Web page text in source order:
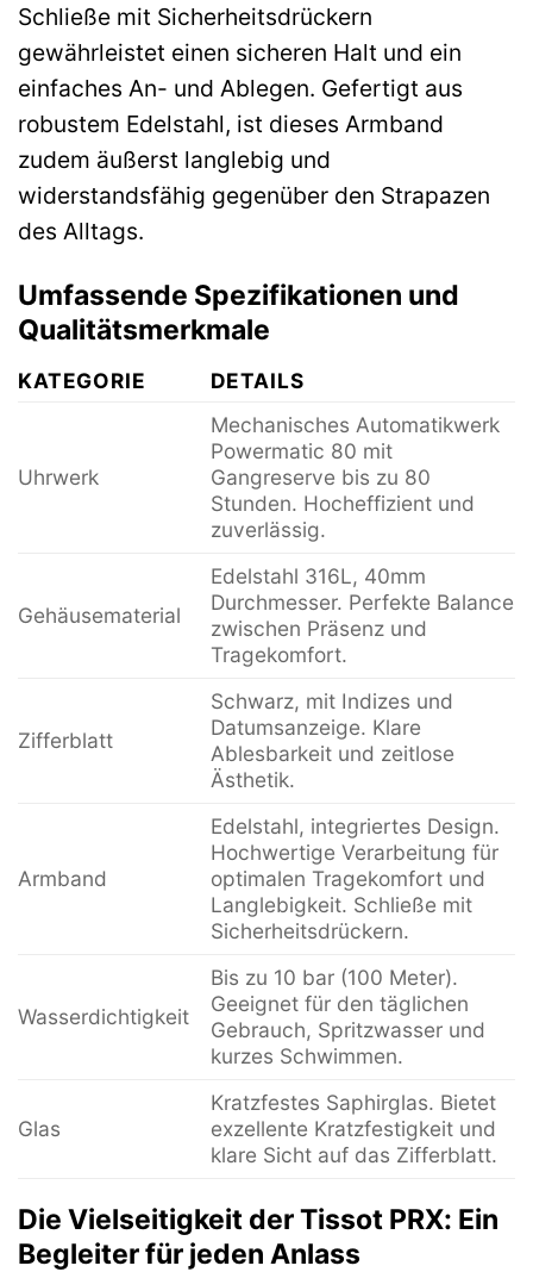
Schließe mit Sicherheitsdrückern
gewährleistet einen sicheren Halt und ein
einfaches An- und Ablegen. Gefertigt aus
robustem Edelstahl, ist dieses Armband
zudem äußerst langlebig und
widerstandsfähig gegenüber den Strapazen
des Alltags.
Umfassende Spezifikationen und
Qualitätsmerkmale
KATEGORIE DETAILS
Uhrwerk
Mechanisches Automatikwerk
Powermatic 80 mit
Gangreserve bis zu 80
Stunden. Hocheffizient und
zuverlässig.
Gehäusematerial
Edelstahl 316L, 40mm
Durchmesser. Perfekte Balance
zwischen Präsenz und
Tragekomfort.
Zifferblatt
Schwarz, mit Indizes und
Datumsanzeige. Klare
Ablesbarkeit und zeitlose
Ästhetik.
Armband
Edelstahl, integriertes Design.
Hochwertige Verarbeitung für
optimalen Tragekomfort und
Langlebigkeit. Schließe mit
Sicherheitsdrückern.
Wasserdichtigkeit
Bis zu 10 bar (100 Meter).
Geeignet für den täglichen
Gebrauch, Spritzwasser und
kurzes Schwimmen.
Glas
Kratzfestes Saphirglas. Bietet
exzellente Kratzfestigkeit und
klare Sicht auf das Zifferblatt.
Die Vielseitigkeit der Tissot PRX: Ein
Begleiter für jeden Anlass